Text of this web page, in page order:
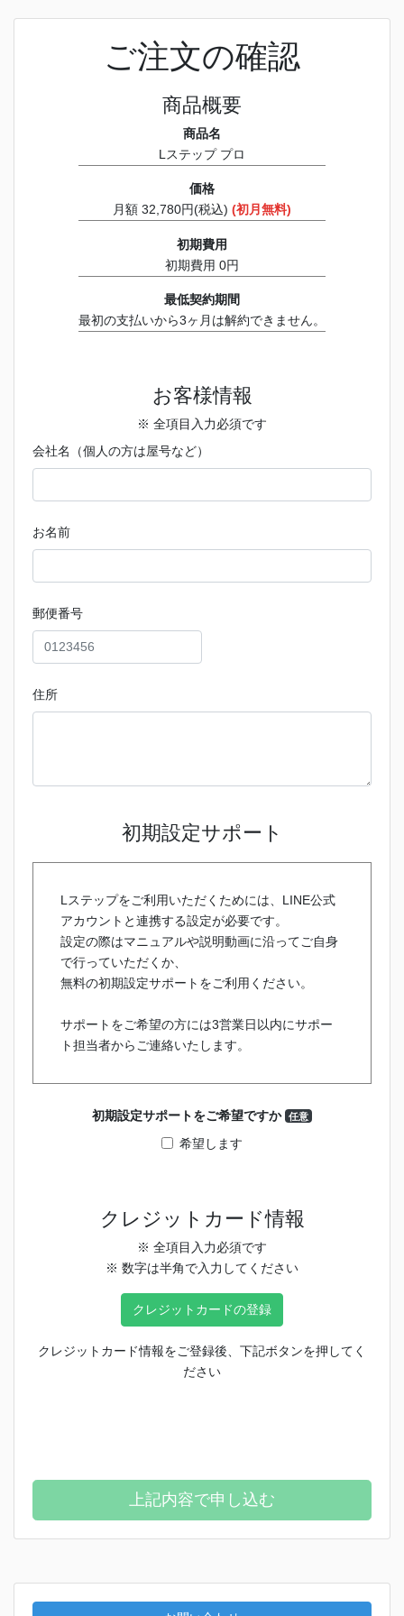
ご注文の確認
商品概要
商品名
Lステップ プロ
価格
月額 32,780円(税込) (初月無料)
初期費用
初期費用 0円
最低契約期間
最初の支払いから3ヶ月は解約できません。
お客様情報
※ 全項目入力必須です
会社名（個人の方は屋号など）
お名前
郵便番号
住所
初期設定サポート
Lステップをご利用いただくためには、LINE公式
アカウントと連携する設定が必要です。
設定の際はマニュアルや説明動画に沿ってご自身
で行っていただくか、
無料の初期設定サポートをご利用ください。
サポートをご希望の方には3営業日以内にサポー
ト担当者からご連絡いたします。
初期設定サポートをご希望ですか 任意
希望します
クレジットカード情報
※ 全項目入力必須です
※ 数字は半角で入力してください
クレジットカードの登録
クレジットカード情報をご登録後、下記ボタンを押してく
ださい
上記内容で申し込む